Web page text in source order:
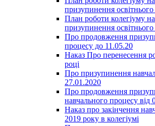
призупинення
План роботи колегіуму
призупинення
Про продовження
процесу до 11.05.20
Наказ Про перенесення
році
Про призупинення
27.01.2020
Про продовження
навчального процесу від
Наказ про закінчення
2019 року в колегіумі